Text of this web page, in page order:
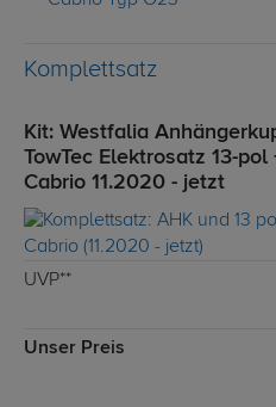
Komplettsatz
Kit: Westfalia
TowTec Elektrosatz 13-
Cabrio 11.2020 - jetzt
UVP**
Unser Preis